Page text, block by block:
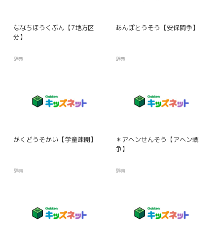
ななちほうくぶん【7地方区
分】
辞典
あんぽとうそう【安保闘争】
辞典
がくどうそかい【学童疎開】
辞典
＊アヘンせんそう【アヘン戦
争】
辞典